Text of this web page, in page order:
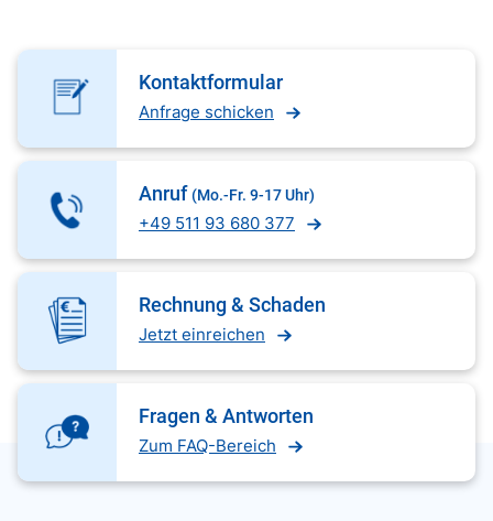
Kontaktformular
Anfrage schicken
Anruf (Mo.-Fr. 9-17 Uhr)
+49 511 93 680 377
Rechnung & Schaden
Jetzt einreichen
Fragen & Antworten
Zum FAQ-Bereich